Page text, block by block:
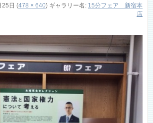
25日 (478 × 640) ギャラリー名: 15分フェア 新宿本
店